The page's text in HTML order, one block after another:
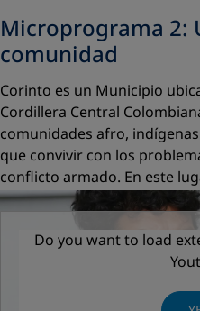
Microprograma 2:
comunidad
Corinto es un Municipio
Cordillera Central
comunidades afro,
que convivir con los
conflicto armado. En este
junto con 105 personas
“Resignificar la vida, un
de educación para jóvenes
Cauca y el acompañamiento
Do you want to load